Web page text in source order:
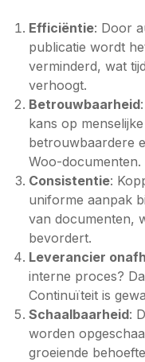
Efficiëntie: Door
publicatie wordt
verminderd, wat
verhoogt.
Betrouwbaarheid
kans op
betrouwbaardere
Woo-documenten.
Consistentie:
uniforme aanpak
van documenten,
bevordert.
Leverancier
interne proces?
Continuïteit is
Schaalbaarheid:
worden
groeiende